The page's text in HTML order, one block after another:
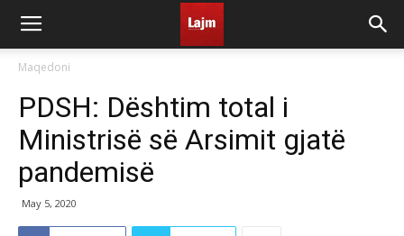
Maqedoni
PDSH: Dështim total i
Ministrisë së Arsimit gjatë
pandemisë
May 5, 2020